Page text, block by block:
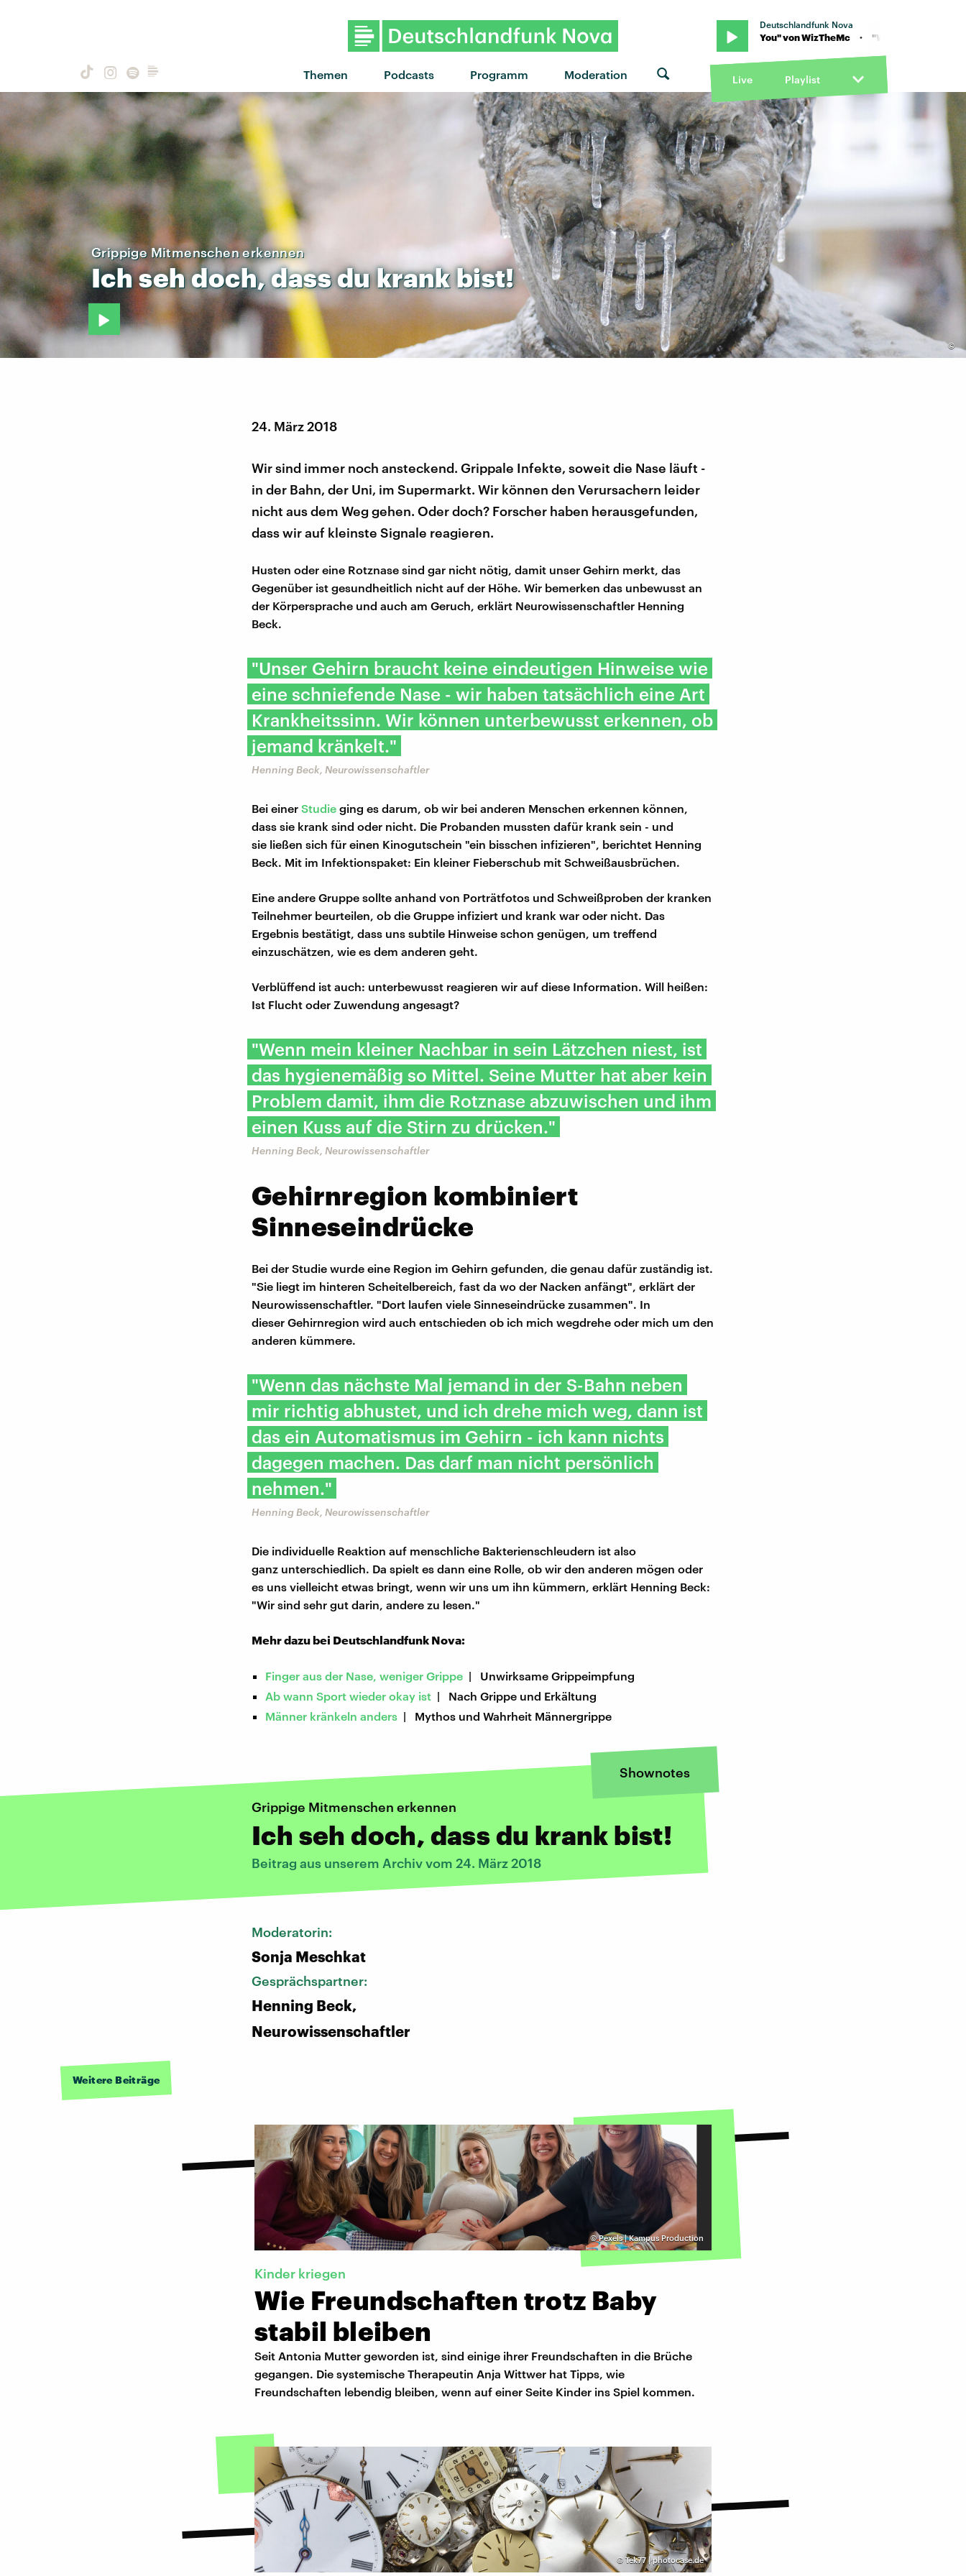
Themen Podcasts Programm Moderation
Deutschlandfunk Nova
"Wait For You" von WizTheMc · "Wait For You" von WizTheMc · "Wait For You" von WizTheMc
Live Playlist
©
Grippige Mitmenschen erkennen
Ichsehdoch,dassdukrankbist!
24. März 2018
Wir sind immer noch ansteckend. Grippale Infekte, soweit die Nase läuft -
in der Bahn, der Uni, im Supermarkt. Wir können den Verursachern leider
nicht aus dem Weg gehen. Oder doch? Forscher haben herausgefunden,
dass wir auf kleinste Signale reagieren.
Husten oder eine Rotznase sind gar nicht nötig, damit unser Gehirn merkt, das
Gegenüber ist gesundheitlich nicht auf der Höhe. Wir bemerken das unbewusst an
der Körpersprache und auch am Geruch, erklärt Neurowissenschaftler Henning
Beck.
"Unser Gehirn braucht keine eindeutigen Hinweise wie
eine schniefende Nase - wir haben tatsächlich eine Art
Krankheitssinn. Wir können unterbewusst erkennen, ob
jemand kränkelt."
Henning Beck, Neurowissenschaftler
Bei einer Studie ging es darum, ob wir bei anderen Menschen erkennen können,
dass sie krank sind oder nicht. Die Probanden mussten dafür krank sein - und
sie ließen sich für einen Kinogutschein "ein bisschen infizieren", berichtet Henning
Beck. Mit im Infektionspaket: Ein kleiner Fieberschub mit Schweißausbrüchen.
Eine andere Gruppe sollte anhand von Porträtfotos und Schweißproben der kranken
Teilnehmer beurteilen, ob die Gruppe infiziert und krank war oder nicht. Das
Ergebnis bestätigt, dass uns subtile Hinweise schon genügen, um treffend
einzuschätzen, wie es dem anderen geht.
Verblüffend ist auch: unterbewusst reagieren wir auf diese Information. Will heißen:
Ist Flucht oder Zuwendung angesagt?
"Wenn mein kleiner Nachbar in sein Lätzchen niest, ist
das hygienemäßig so Mittel. Seine Mutter hat aber kein
Problem damit, ihm die Rotznase abzuwischen und ihm
einen Kuss auf die Stirn zu drücken."
Henning Beck, Neurowissenschaftler
Gehirnregion kombiniert
Sinneseindrücke
Bei der Studie wurde eine Region im Gehirn gefunden, die genau dafür zuständig ist.
"Sie liegt im hinteren Scheitelbereich, fast da wo der Nacken anfängt", erklärt der
Neurowissenschaftler. "Dort laufen viele Sinneseindrücke zusammen". In
dieser Gehirnregion wird auch entschieden ob ich mich wegdrehe oder mich um den
anderen kümmere.
"Wenn das nächste Mal jemand in der S-Bahn neben
mir richtig abhustet, und ich drehe mich weg, dann ist
das ein Automatismus im Gehirn - ich kann nichts
dagegen machen. Das darf man nicht persönlich
nehmen."
Henning Beck, Neurowissenschaftler
Die individuelle Reaktion auf menschliche Bakterienschleudern ist also
ganz unterschiedlich. Da spielt es dann eine Rolle, ob wir den anderen mögen oder
es uns vielleicht etwas bringt, wenn wir uns um ihn kümmern, erklärt Henning Beck:
"Wir sind sehr gut darin, andere zu lesen."
Mehr dazu bei Deutschlandfunk Nova:
Finger aus der Nase, weniger Grippe | Unwirksame Grippeimpfung
Ab wann Sport wieder okay ist | Nach Grippe und Erkältung
Männer kränkeln anders | Mythos und Wahrheit Männergrippe
Shownotes
Grippige Mitmenschen erkennen
Ich seh doch, dass du krank bist!
Beitrag aus unserem Archiv vom 24. März 2018
Moderatorin:
Sonja Meschkat
Gesprächspartner:
Henning Beck,
Neurowissenschaftler
Weitere Beiträge
©Pexels | Kampus Production
Kinder kriegen
Wie Freundschaften trotz Baby
stabil bleiben
Seit Antonia Mutter geworden ist, sind einige ihrer Freundschaften in die Brüche
gegangen. Die systemische Therapeutin Anja Wittwer hat Tipps, wie
Freundschaften lebendig bleiben, wenn auf einer Seite Kinder ins Spiel kommen.
© Tek77 | photocase.de